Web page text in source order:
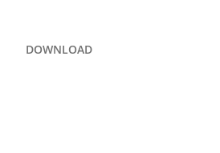
DOWNLOAD